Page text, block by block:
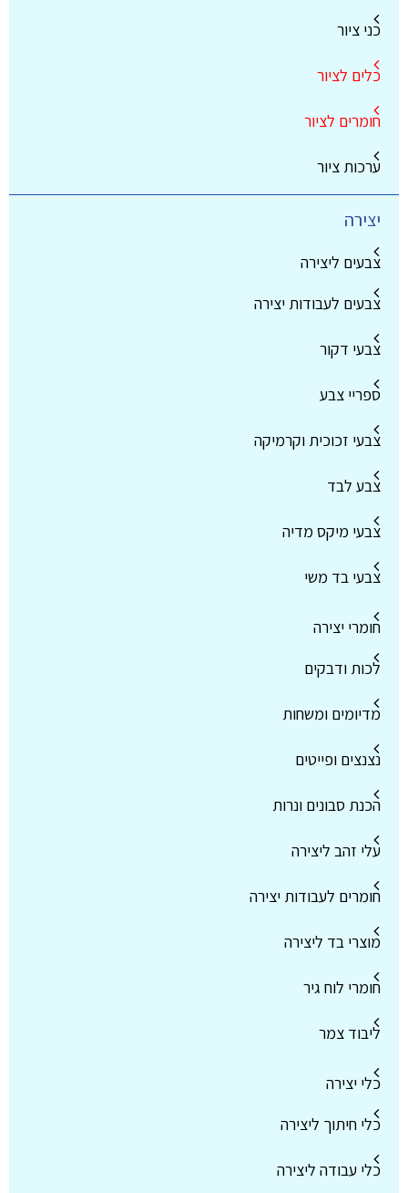
כני ציור
כלים לציור
חומרים לציור
ערכות ציור
יצירה
צבעים ליצירה
צבעים לעבודות יצירה
צבעי דקור
ספריי צבע
צבעי זכוכית וקרמיקה
צבע לבד
צבעי מיקס מדיה
צבעי בד משי
חומרי יצירה
לכות ודבקים
מדיומים ומשחות
נצנצים ופייטים
הכנת סבונים ונרות
עלי זהב ליצירה
חומרים לעבודות יצירה
מוצרי בד ליצירה
חומרי לוח גיר
ליבוד צמר
כלי יצירה
כלי חיתוך ליצירה
כלי עבודה ליצירה